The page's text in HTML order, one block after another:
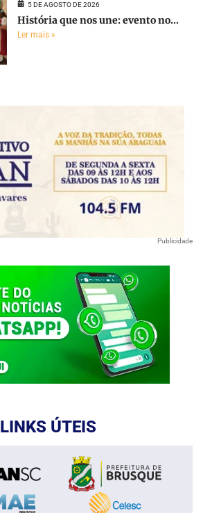
5 DE AGOSTO DE 2026
História que nos une: evento no...
Ler mais »
Publicidade
LINKS ÚTEIS